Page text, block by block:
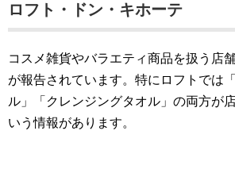
ロフト・ドン・キホーテ
コスメ雑貨やバラエティ商品を扱う店
が報告されています。特にロフトでは
ル」「クレンジングタオル」の両方が
いう情報があります。